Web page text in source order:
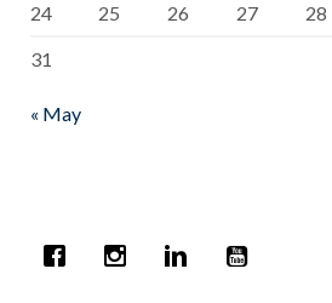
24
25 26 27 28
31
« May